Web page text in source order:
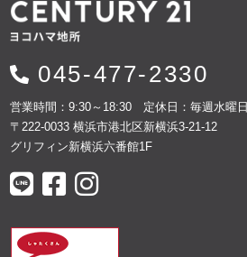
045-477-2330
営業時間：9:30～18:30 定休日：毎週水曜日
〒222-0033 横浜市港北区新横浜3-21-12
グリフィン新横浜六番館1F